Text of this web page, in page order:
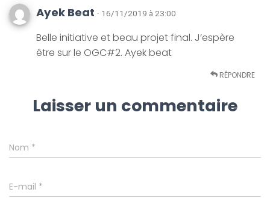
Ayek Beat · 16/11/2019 à 23:00
Belle initiative et beau projet final. J’espère
être sur le OGC#2. Ayek beat
RÉPONDRE
Laisser un commentaire
Nom *
E-mail *